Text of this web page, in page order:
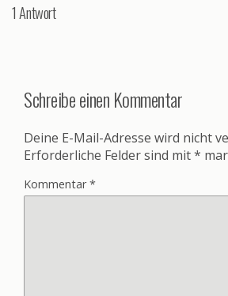
1 Antwort
Schreibe einen Kommentar
Deine E-Mail-Adresse wird nicht
Erforderliche Felder sind mit*
Kommentar*